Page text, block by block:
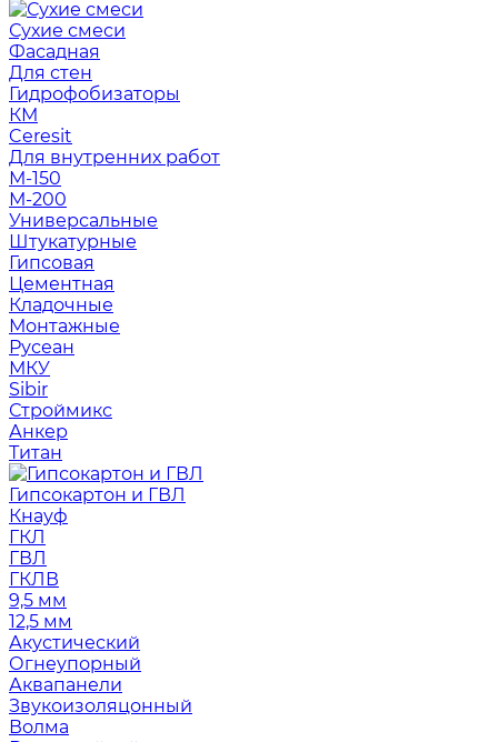
Сухие смеси
Фасадная
Для стен
Гидрофобизаторы
КМ
Ceresit
Для внутренних работ
М-150
М-200
Универсальные
Штукатурные
Гипсовая
Цементная
Кладочные
Монтажные
Русеан
МКУ
Sibir
Строймикс
Анкер
Титан
Гипсокартон и ГВЛ
Кнауф
ГКЛ
ГВЛ
ГКЛВ
9,5 мм
12,5 мм
Акустический
Огнеупорный
Аквапанели
Звукоизоляцонный
Волма